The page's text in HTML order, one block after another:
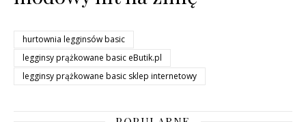
hurtownia legginsów basic
legginsy prążkowane basic eButik.pl
legginsy prążkowane basic sklep internetowy